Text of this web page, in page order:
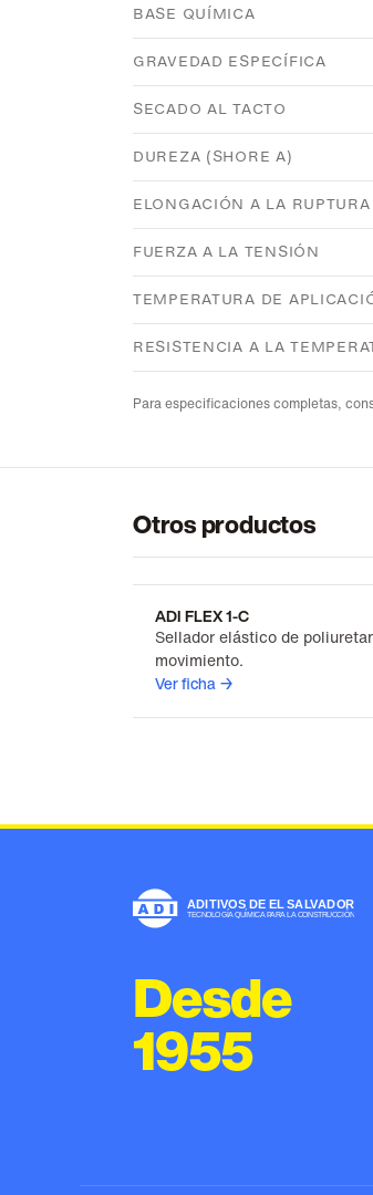
BASE QUÍMICA
GRAVEDAD ESPECÍFICA
SECADO AL TACTO
DUREZA (SHORE A)
ELONGACIÓN A LA RUPTURA
FUERZA A LA TENSIÓN
TEMPERATURA DE
RESISTENCIA A LA
Para especificaciones completas,
Otros productos
ADI FLEX 1-C
Sellador elástico de
movimiento.
Ver ficha →
Desde
1955